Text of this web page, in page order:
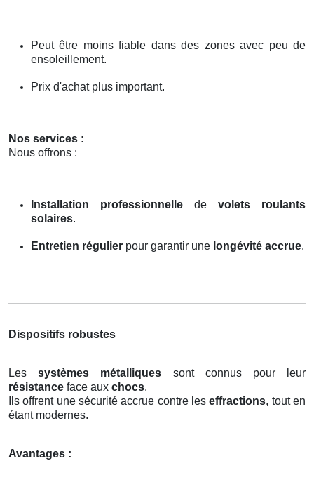
Peut être moins fiable dans des zones avec peu de
ensoleillement.
Prix d'achat plus important.
Nos services :
Nous offrons :
Installation professionnelle de volets roulants
solaires.
Entretien régulier pour garantir une longévité accrue.
Dispositifs robustes
Lessystèmes métalliques sont connus pour leur
résistance face aux chocs.
Ils offrent une sécurité accrue contre leseffractions, tout en
étant modernes.
Avantages :